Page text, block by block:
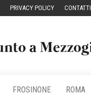
PRIVACY POLICY CONTATTI
FROSINONE ROMA